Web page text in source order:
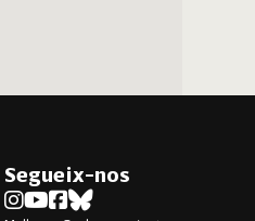
Segueix-nos